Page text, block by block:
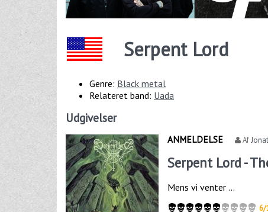
Serpent Lord
Genre: Black metal
Relateret band: Uada
Udgivelser
ANMELDELSE Af
Serpent Lord -
Mens vi venter …
6/